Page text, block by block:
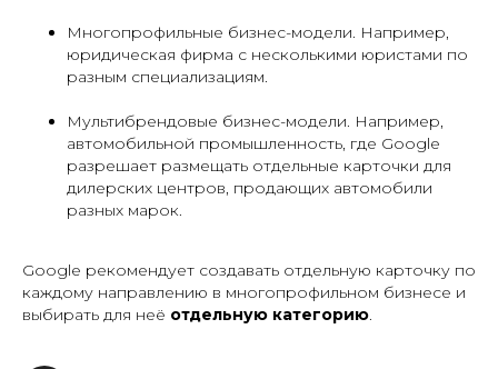
Многопрофильные бизнес-модели. Например,
юридическая фирма с несколькими юристами по
разным специализациям.
Мультибрендовые бизнес-модели. Например,
автомобильной промышленность, где Google
разрешает размещать отдельные карточки для
дилерских центров, продающих автомобили
разных марок.
Google рекомендует создавать отдельную карточку по
каждому направлению в многопрофильном бизнесе и
выбирать для неё отдельную категорию.